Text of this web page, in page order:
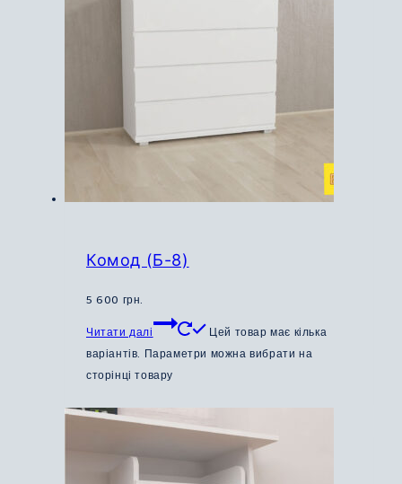
Комод (Б-8)
5 600 грн.
Читати далі
Цей товар має кілька
варіантів. Параметри можна вибрати на
сторінці товару